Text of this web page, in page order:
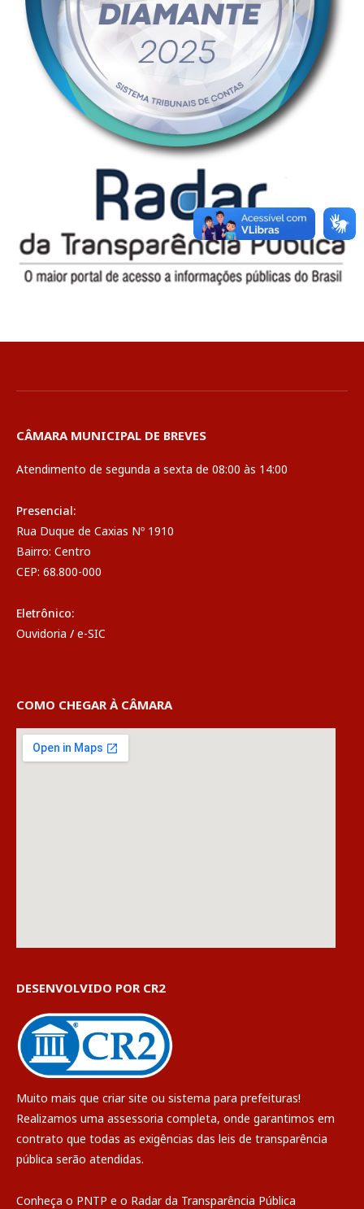
CÂMARA MUNICIPAL DE BREVES
Atendimento de segunda a sexta de 08:00 às 14:00
Presencial:
Rua Duque de Caxias Nº 1910
Bairro: Centro
CEP: 68.800-000
Eletrônico:
Ouvidoria / e-SIC
COMO CHEGAR À CÂMARA
DESENVOLVIDO POR CR2
Muito mais que criar site ou sistema para prefeituras!
Realizamos uma assessoria completa, onde garantimos em
contrato que todas as exigências das leis de transparência
pública serão atendidas.
Conheça o PNTP e o Radar da Transparência Pública